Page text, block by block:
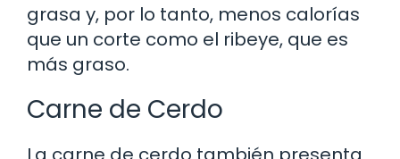
grasa y, por lo tanto, menos calorías
que un corte como el ribeye, que es
más graso.
Carne de Cerdo